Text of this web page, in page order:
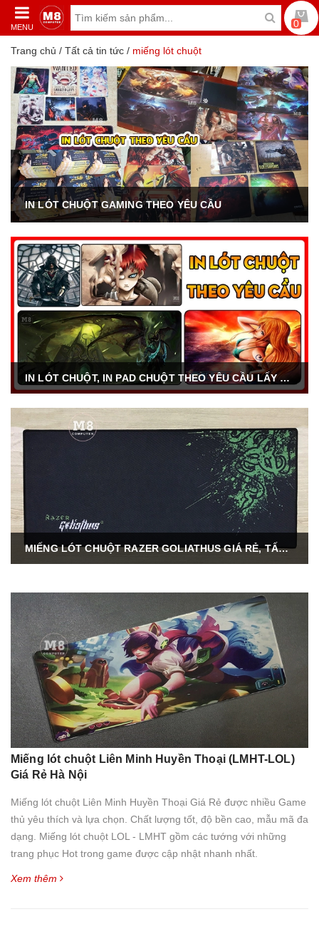
MENU 0
Trang chủ / Tất cả tin tức / miếng lót chuột
IN LÓT CHUỘT GAMING THEO YÊU CẦU
IN LÓT CHUỘT, IN PAD CHUỘT THEO YÊU CẦU LẤY NGAY TẠI HÀ NỘI
MIẾNG LÓT CHUỘT RAZER GOLIATHUS GIÁ RẺ, TẤM LÓT CHUỘT RAZER TẠI HÀ NỘI
Miếng lót chuột Liên Minh Huyền Thoại (LMHT-LOL)
Giá Rẻ Hà Nội
Miếng lót chuột Liên Minh Huyền Thoại Giá Rẻ được nhiều Game
thủ yêu thích và lựa chọn. Chất lượng tốt, độ bền cao, mẫu mã đa
dạng. Miếng lót chuột LOL - LMHT gồm các tướng với những
trang phục Hot trong game được cập nhật nhanh nhất.
Xem thêm